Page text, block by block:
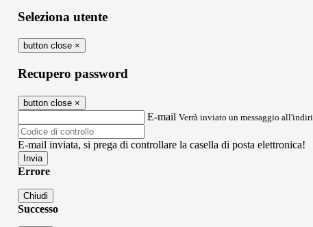
Seleziona utente
button close ×
Recupero password
button close ×
E-mail Verrà inviato un messaggio
E-mail inviata, si prega di controllare la casella di posta elettronica!
Errore
Chiudi
Successo